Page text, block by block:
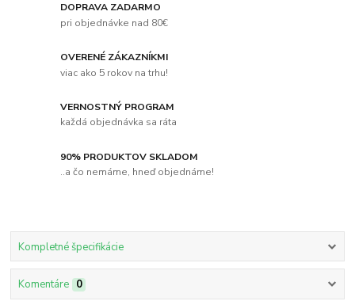
DOPRAVA ZADARMO
pri objednávke nad 80€
OVERENÉ ZÁKAZNÍKMI
viac ako 5 rokov na trhu!
VERNOSTNÝ PROGRAM
každá objednávka sa ráta
90% PRODUKTOV SKLADOM
..a čo nemáme, hneď objednáme!
Kompletné špecifikácie
Komentáre 0